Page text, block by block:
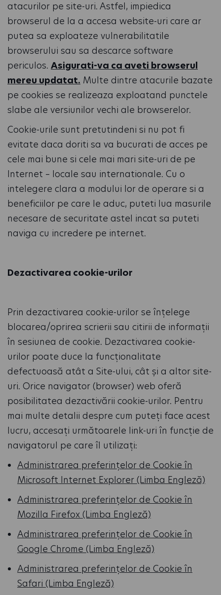
atacurilor pe site-uri. Astfel, impiedica
browserul de la a accesa website-uri care ar
putea sa exploateze vulnerabilitatile
browserului sau sa descarce software
periculos. Asigurati-va ca aveti browserul
mereu updatat. Multe dintre atacurile bazate
pe cookies se realizeaza exploatand punctele
slabe ale versiunilor vechi ale browserelor.
Cookie-urile sunt pretutindeni si nu pot fi
evitate daca doriti sa va bucurati de acces pe
cele mai bune si cele mai mari site-uri de pe
Internet – locale sau internationale. Cu o
intelegere clara a modului lor de operare si a
beneficiilor pe care le aduc, puteti lua masurile
necesare de securitate astel incat sa puteti
naviga cu incredere pe internet.
Dezactivarea cookie-urilor
Prin dezactivarea cookie-urilor se înțelege
blocarea/oprirea scrierii sau citirii de informații
în sesiunea de cookie. Dezactivarea cookie-
urilor poate duce la funcționalitate
defectuoasă atât a Site-ului, cât și a altor site-
uri. Orice navigator (browser) web oferă
posibilitatea dezactivării cookie-urilor. Pentru
mai multe detalii despre cum puteți face acest
lucru, accesați următoarele link-uri în funcție de
navigatorul pe care îl utilizați:
Administrarea preferințelor de Cookie în
Microsoft Internet Explorer (Limba Engleză)
Administrarea preferințelor de Cookie în
Mozilla Firefox (Limba Engleză)
Administrarea preferințelor de Cookie în
Google Chrome (Limba Engleză)
Administrarea preferințelor de Cookie în
Safari (Limba Engleză)